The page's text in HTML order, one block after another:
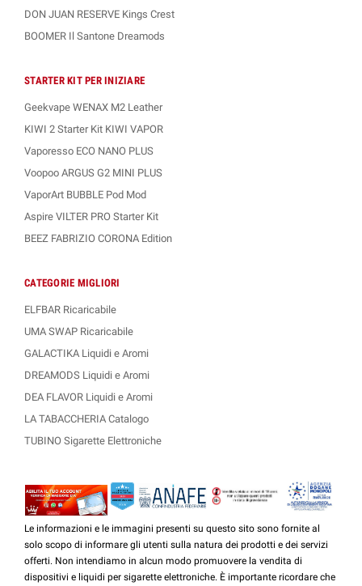
DON JUAN RESERVE Kings Crest
BOOMER Il Santone Dreamods
STARTER KIT PER INIZIARE
Geekvape WENAX M2 Leather
KIWI 2 Starter Kit KIWI VAPOR
Vaporesso ECO NANO PLUS
Voopoo ARGUS G2 MINI PLUS
VaporArt BUBBLE Pod Mod
Aspire VILTER PRO Starter Kit
BEEZ FABRIZIO CORONA Edition
CATEGORIE MIGLIORI
ELFBAR Ricaricabile
UMA SWAP Ricaricabile
GALACTIKA Liquidi e Aromi
DREAMODS Liquidi e Aromi
DEA FLAVOR Liquidi e Aromi
LA TABACCHERIA Catalogo
TUBINO Sigarette Elettroniche
Le informazioni e le immagini presenti su questo sito sono fornite al
solo scopo di informare gli utenti sulla natura dei prodotti e dei servizi
offerti. Non intendiamo in alcun modo promuovere la vendita di
dispositivi e liquidi per sigarette elettroniche. È importante ricordare che